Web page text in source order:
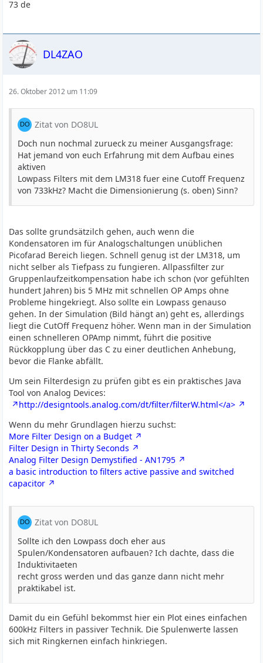
73 de
DL4ZAO
26. Oktober 2012 um 11:09
Zitat von DO8UL
Doch nun nochmal zurueck zu meiner Ausgangsfrage:
Hat jemand von euch Erfahrung mit dem Aufbau eines
aktiven
Lowpass Filters mit dem LM318 fuer eine Cutoff Frequenz
von 733kHz? Macht die Dimensionierung (s. oben) Sinn?
Das sollte grundsätzilch gehen, auch wenn die
Kondensatoren im für Analogschaltungen unüblichen
Picofarad Bereich liegen. Schnell genug ist der LM318, um
nicht selber als Tiefpass zu fungieren. Allpassfilter zur
Gruppenlaufzeitkompensation habe ich schon (vor gefühlten
hundert Jahren) bis 5 MHz mit schnellen OP Amps ohne
Probleme hingekriegt. Also sollte ein Lowpass genauso
gehen. In der Simulation (Bild hängt an) geht es, allerdings
liegt die CutOff Frequenz höher. Wenn man in der Simulation
einen schnelleren OPAmp nimmt, führt die positive
Rückkopplung über das C zu einer deutlichen Anhebung,
bevor die Flanke abfällt.
Um sein Filterdesign zu prüfen gibt es ein praktisches Java
Tool von Analog Devices:
http://designtools.analog.com/dt/filter/filterW.html</a>
Wenn du mehr Grundlagen hierzu suchst:
More Filter Design on a Budget
Filter Design in Thirty Seconds
Analog Filter Design Demystified - AN1795
a basic introduction to filters active passive and switched
capacitor
Zitat von DO8UL
Sollte ich den Lowpass doch eher aus
Spulen/Kondensatoren aufbauen? Ich dachte, dass die
Induktivitaeten
recht gross werden und das ganze dann nicht mehr
praktikabel ist.
Damit du ein Gefühl bekommst hier ein Plot eines einfachen
600kHz Filters in passiver Technik. Die Spulenwerte lassen
sich mit Ringkernen einfach hinkriegen.